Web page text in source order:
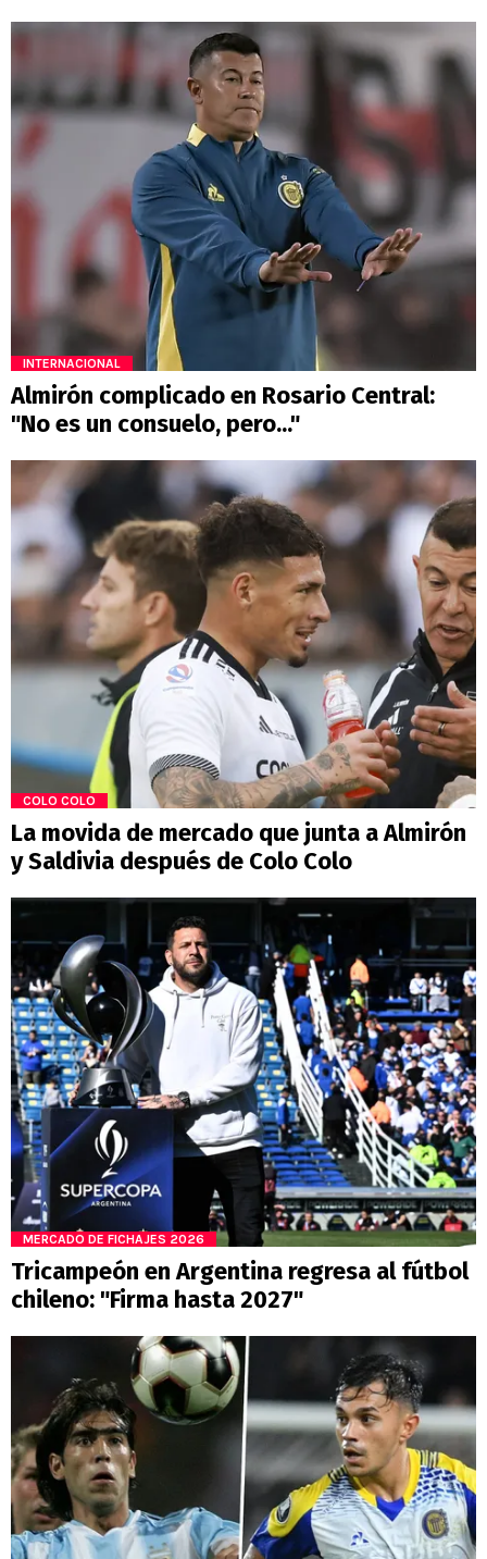
INTERNACIONAL
Almirón complicado en Rosario Central:
"No es un consuelo, pero..."
COLO COLO
La movida de mercado que junta a Almirón
y Saldivia después de Colo Colo
MERCADO DE FICHAJES 2026
Tricampeón en Argentina regresa al fútbol
chileno: "Firma hasta 2027"